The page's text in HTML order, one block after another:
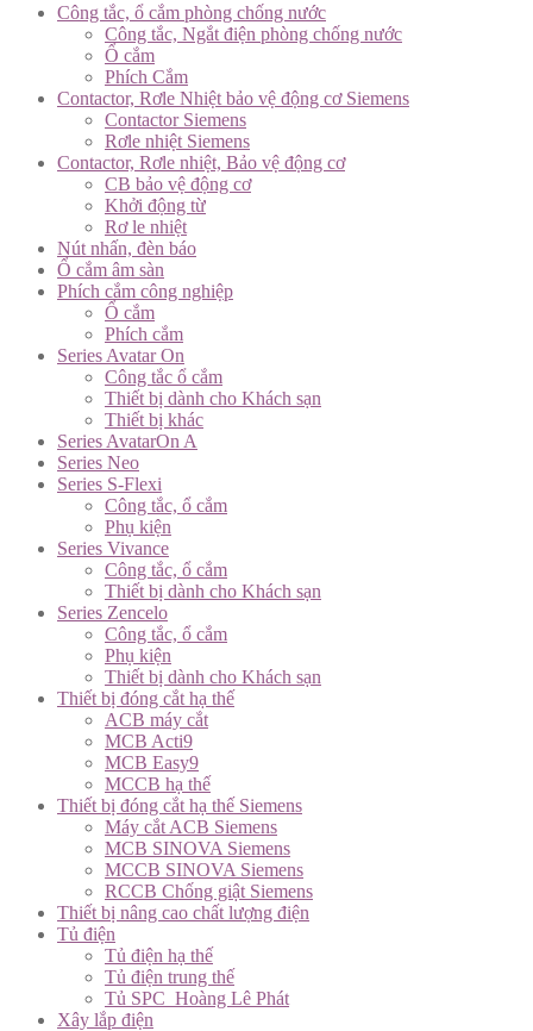
Công tắc, ổ cắm phòng chống nước
Công tắc, Ngắt điện phòng chống nước
Ổ cắm
Phích Cắm
Contactor, Rơle Nhiệt bảo vệ động cơ Siemens
Contactor Siemens
Rơle nhiệt Siemens
Contactor, Rơle nhiệt, Bảo vệ động cơ
CB bảo vệ động cơ
Khởi động từ
Rơ le nhiệt
Nút nhấn, đèn báo
Ổ cắm âm sàn
Phích cắm công nghiệp
Ổ cắm
Phích cắm
Series Avatar On
Công tắc ổ cắm
Thiết bị dành cho Khách sạn
Thiết bị khác
Series AvatarOn A
Series Neo
Series S-Flexi
Công tắc, ổ cắm
Phụ kiện
Series Vivance
Công tắc, ổ cắm
Thiết bị dành cho Khách sạn
Series Zencelo
Công tắc, ổ cắm
Phụ kiện
Thiết bị dành cho Khách sạn
Thiết bị đóng cắt hạ thế
ACB máy cắt
MCB Acti9
MCB Easy9
MCCB hạ thế
Thiết bị đóng cắt hạ thế Siemens
Máy cắt ACB Siemens
MCB SINOVA Siemens
MCCB SINOVA Siemens
RCCB Chống giật Siemens
Thiết bị nâng cao chất lượng điện
Tủ điện
Tủ điện hạ thế
Tủ điện trung thế
Tủ SPC_Hoàng Lê Phát
Xây lắp điện